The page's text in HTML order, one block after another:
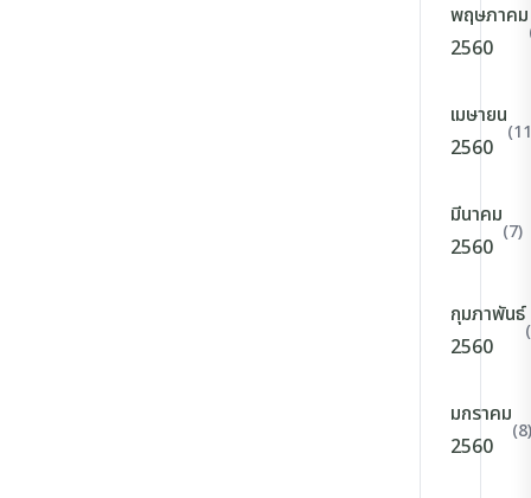
พฤษภาคม
2560
เมษายน
2560
มีนาคม
2560
(7)
กุมภาพันธ์
2560
มกราคม
2560
(8)